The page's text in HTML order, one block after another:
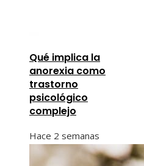
Qué implica la
anorexia como
trastorno
psicológico
complejo
Hace 2 semanas